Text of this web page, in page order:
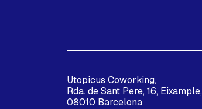
Utopicus Coworking,
Rda. de Sant Pere, 16, Eixample,
08010 Barcelona